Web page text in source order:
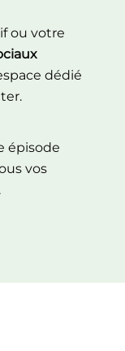
ou votre
dédié
épisode
vos